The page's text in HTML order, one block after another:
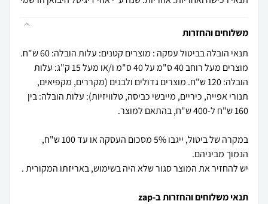
משלוחים והחזרות
תנאי הובלה בביטול עסקה : מוצרים קטנים: עלות הובלה: 60 ש"ח.
מוצרים מעל רוחב 40 ס"מ על 40 ס"מ ו/או מעל 15 ק"ג: עלות
הובלה: 120 ש"ח. מוצרים גדולים ולבנים (מקררים, מקפיאים,
תנורי אפייה, כיריים, מייבשי כביסה, טלוויזיות): עלות הובלה: בין
במקרה של ביטול, ייגבו 5% מסכום העסקה או עד 100 ש"ח,
יש להחזיר את המוצר סגור שלא היה בשימוש, באריזתו המקורית .
תנאי משלוחים והחזרות ב-zap